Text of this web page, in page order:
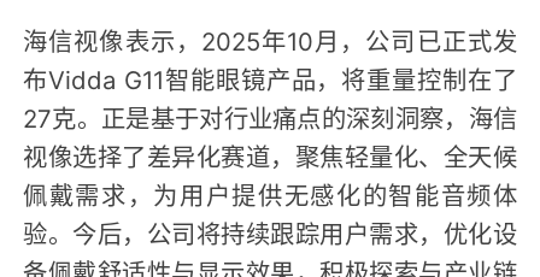
海信视像表示，2025年10月，公司已正式发
布Vidda G11智能眼镜产品，将重量控制在了
27克。正是基于对行业痛点的深刻洞察，海信
视像选择了差异化赛道，聚焦轻量化、全天候
佩戴需求，为用户提供无感化的智能音频体
验。今后，公司将持续跟踪用户需求，优化设